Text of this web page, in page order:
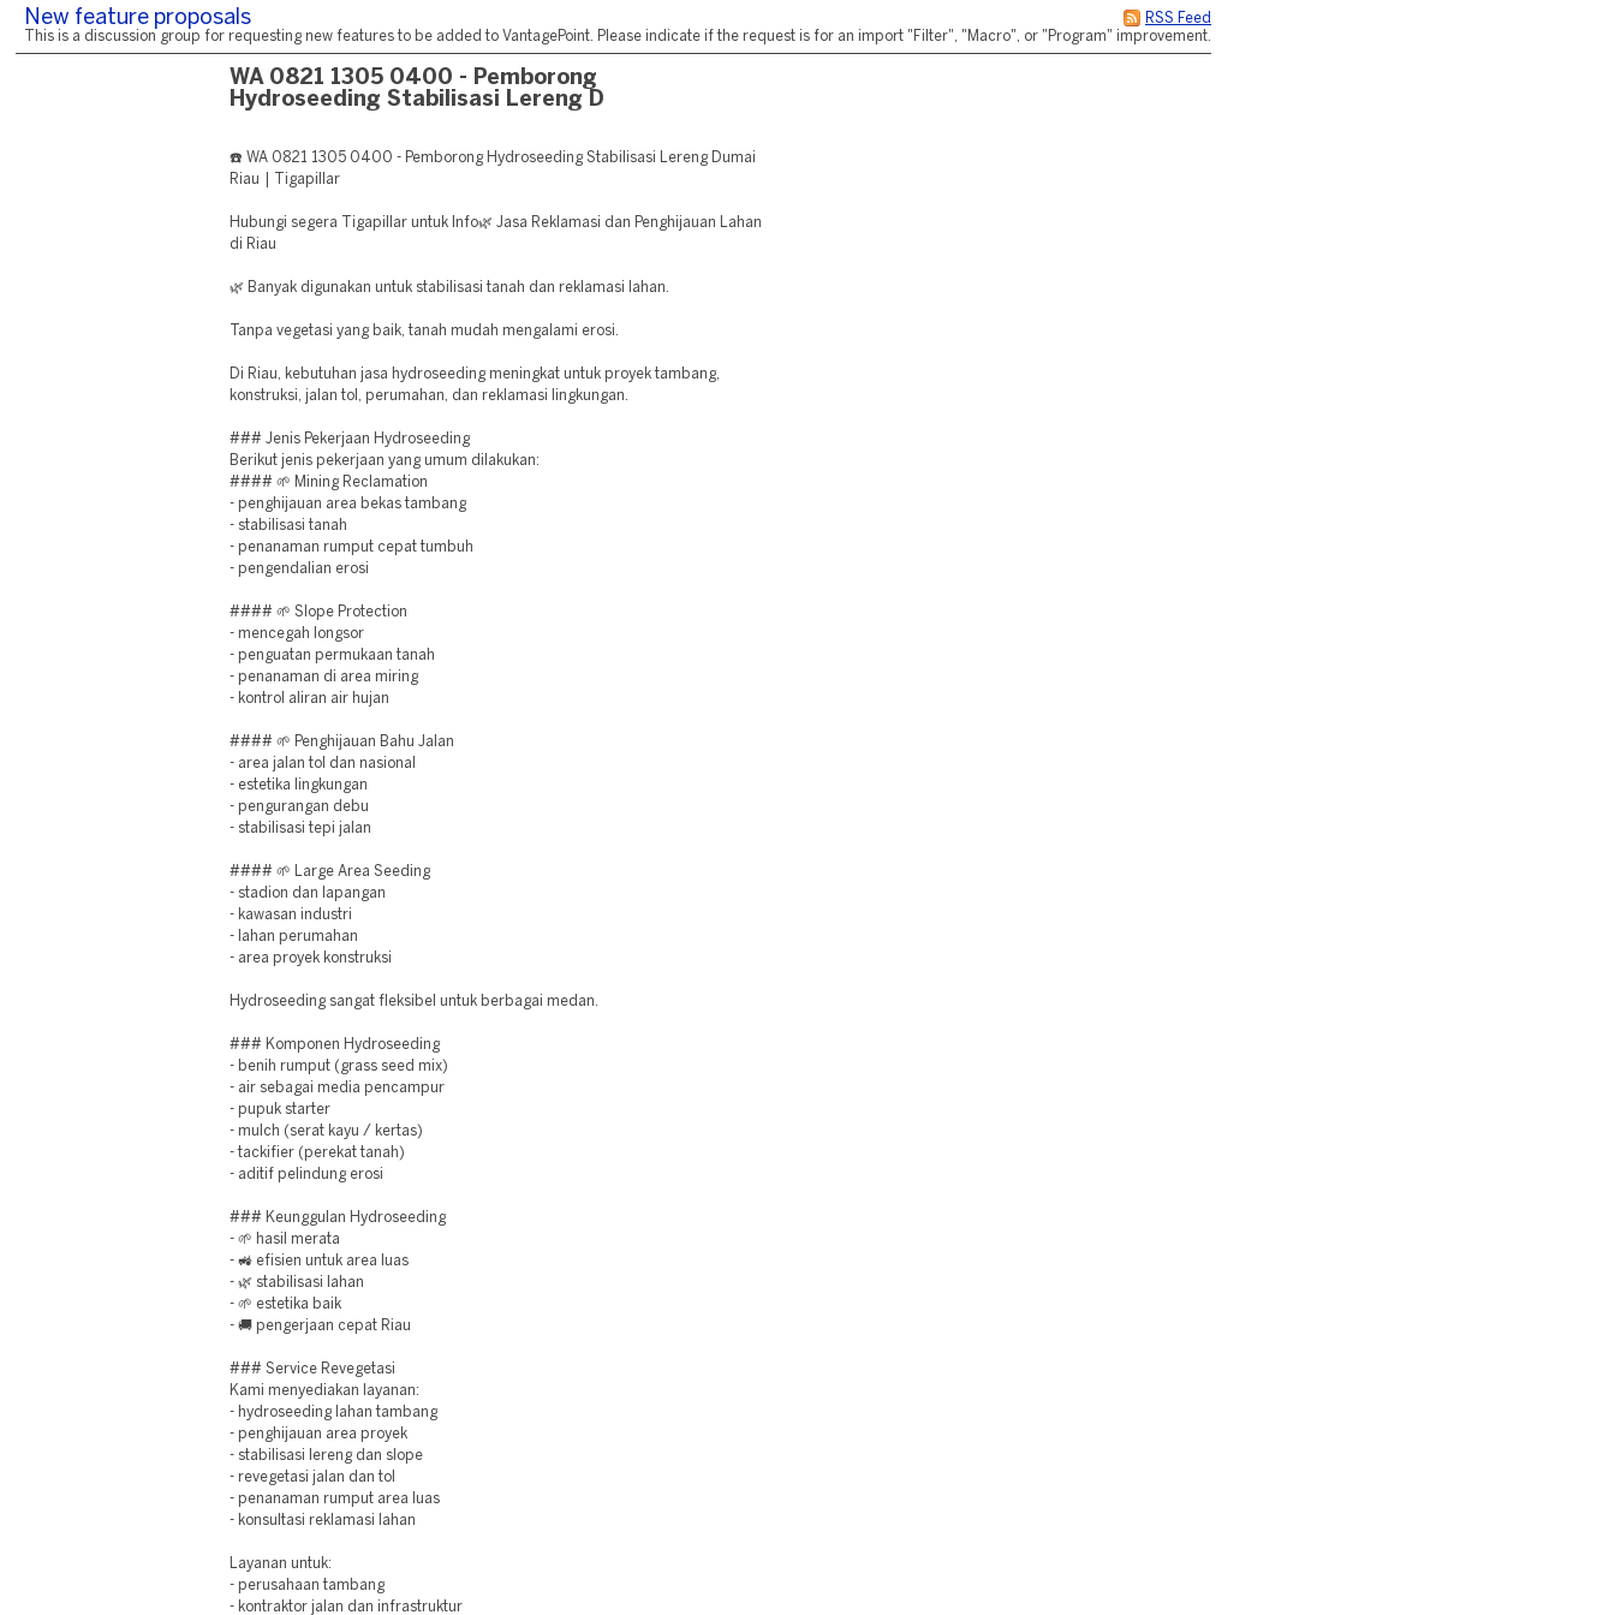
RSS Feed
New feature proposals
This is a discussion group for requesting new features to be added to VantagePoint. Please indicate if the request is for an import "Filter", "Macro", or "Program" improvement.
WA 0821 1305 0400 - Pemborong
Hydroseeding Stabilisasi Lereng D
☎️ WA 0821 1305 0400 - Pemborong Hydroseeding Stabilisasi Lereng Dumai
Riau | Tigapillar
Hubungi segera Tigapillar untuk Info🌿 Jasa Reklamasi dan Penghijauan Lahan
di Riau
🌿 Banyak digunakan untuk stabilisasi tanah dan reklamasi lahan.
Tanpa vegetasi yang baik, tanah mudah mengalami erosi.
Di Riau, kebutuhan jasa hydroseeding meningkat untuk proyek tambang,
konstruksi, jalan tol, perumahan, dan reklamasi lingkungan.
### Jenis Pekerjaan Hydroseeding
Berikut jenis pekerjaan yang umum dilakukan:
#### 🌱 Mining Reclamation
- penghijauan area bekas tambang
- stabilisasi tanah
- penanaman rumput cepat tumbuh
- pengendalian erosi
#### 🌱 Slope Protection
- mencegah longsor
- penguatan permukaan tanah
- penanaman di area miring
- kontrol aliran air hujan
#### 🌱 Penghijauan Bahu Jalan
- area jalan tol dan nasional
- estetika lingkungan
- pengurangan debu
- stabilisasi tepi jalan
#### 🌱 Large Area Seeding
- stadion dan lapangan
- kawasan industri
- lahan perumahan
- area proyek konstruksi
Hydroseeding sangat fleksibel untuk berbagai medan.
### Komponen Hydroseeding
- benih rumput (grass seed mix)
- air sebagai media pencampur
- pupuk starter
- mulch (serat kayu / kertas)
- tackifier (perekat tanah)
- aditif pelindung erosi
### Keunggulan Hydroseeding
- 🌱 hasil merata
- 🚜 efisien untuk area luas
- 🌿 stabilisasi lahan
- 🌱 estetika baik
- 🚚 pengerjaan cepat Riau
### Service Revegetasi
Kami menyediakan layanan:
- hydroseeding lahan tambang
- penghijauan area proyek
- stabilisasi lereng dan slope
- revegetasi jalan dan tol
- penanaman rumput area luas
- konsultasi reklamasi lahan
Layanan untuk:
- perusahaan tambang
- kontraktor jalan dan infrastruktur